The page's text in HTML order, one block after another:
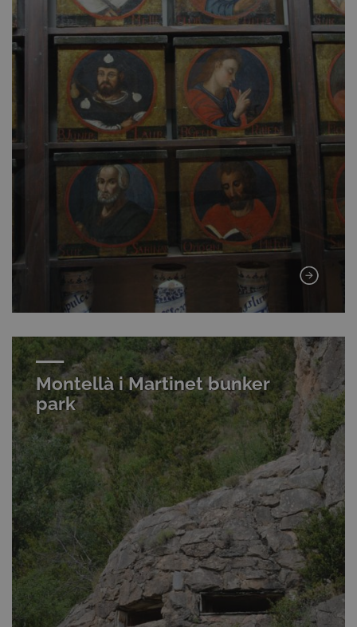
Montellà i Martinet bunker
park